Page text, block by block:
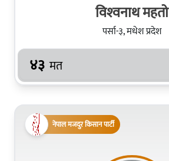
विश्‍वनाथ महतो
पर्सा-३, मधेश प्रदेश
४३ मत
नेपाल मजदुर किसान पार्टी